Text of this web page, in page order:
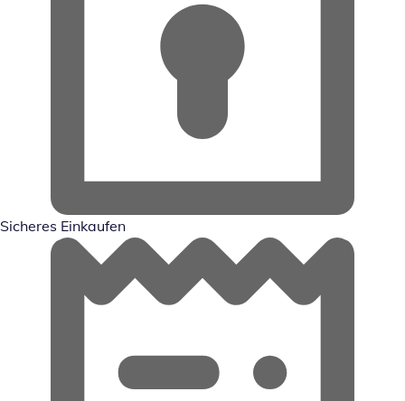
Sicheres Einkaufen